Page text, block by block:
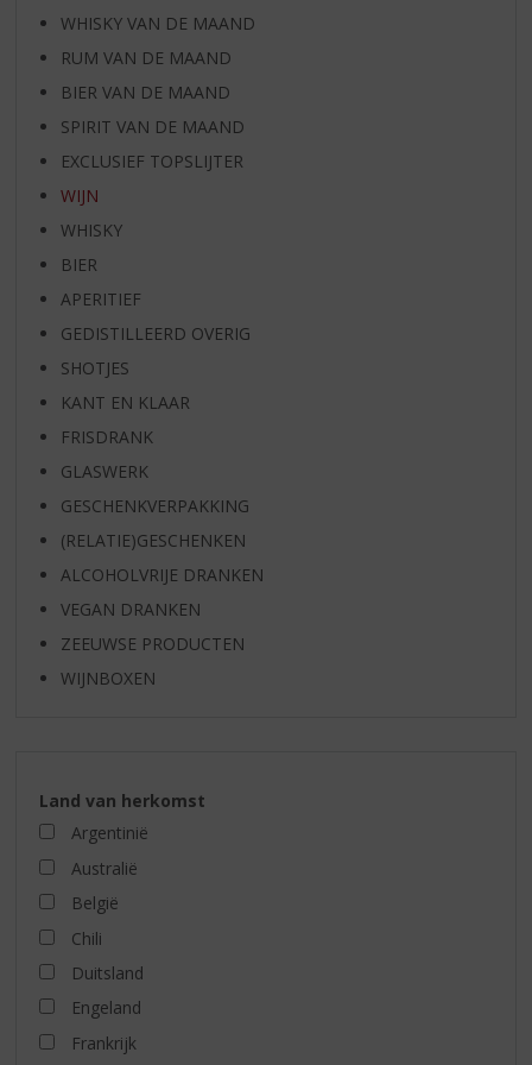
WHISKY VAN DE MAAND
RUM VAN DE MAAND
BIER VAN DE MAAND
SPIRIT VAN DE MAAND
EXCLUSIEF TOPSLIJTER
WIJN
WHISKY
BIER
APERITIEF
GEDISTILLEERD OVERIG
SHOTJES
KANT EN KLAAR
FRISDRANK
GLASWERK
GESCHENKVERPAKKING
(RELATIE)GESCHENKEN
ALCOHOLVRIJE DRANKEN
VEGAN DRANKEN
ZEEUWSE PRODUCTEN
WIJNBOXEN
Land van herkomst
Argentinië
Australië
België
Chili
Duitsland
Engeland
Frankrijk